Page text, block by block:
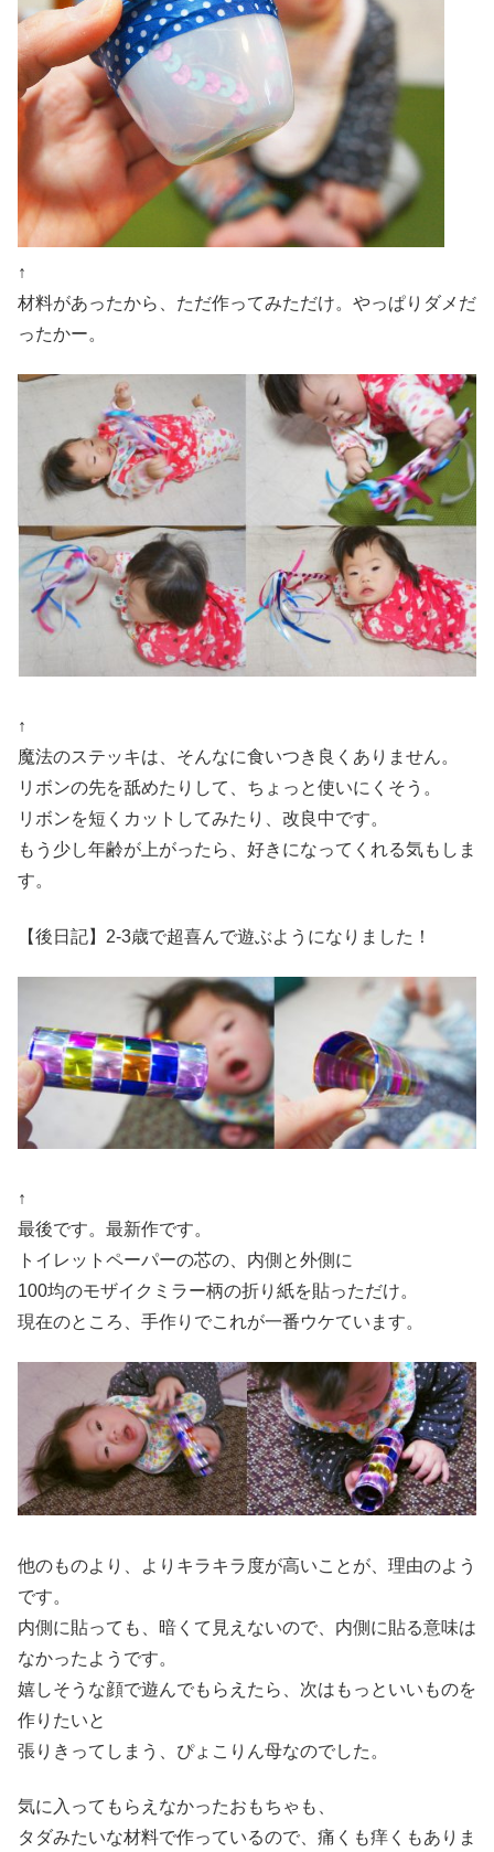
↑
材料があったから、ただ作ってみただけ。やっぱりダメだ
ったかー。
↑
魔法のステッキは、そんなに食いつき良くありません。
リボンの先を舐めたりして、ちょっと使いにくそう。
リボンを短くカットしてみたり、改良中です。
もう少し年齢が上がったら、好きになってくれる気もしま
す。
【後日記】2-3歳で超喜んで遊ぶようになりました！
↑
最後です。最新作です。
トイレットペーパーの芯の、内側と外側に
100均のモザイクミラー柄の折り紙を貼っただけ。
現在のところ、手作りでこれが一番ウケています。
他のものより、よりキラキラ度が高いことが、理由のよう
です。
内側に貼っても、暗くて見えないので、内側に貼る意味は
なかったようです。
嬉しそうな顔で遊んでもらえたら、次はもっといいものを
作りたいと
張りきってしまう、ぴょこりん母なのでした。
気に入ってもらえなかったおもちゃも、
タダみたいな材料で作っているので、痛くも痒くもありま